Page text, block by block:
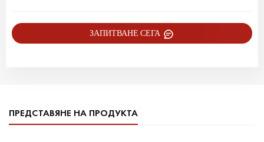
ЗАПИТВАНЕ СЕГА
ПРЕДСТАВЯНЕ НА ПРОДУКТА